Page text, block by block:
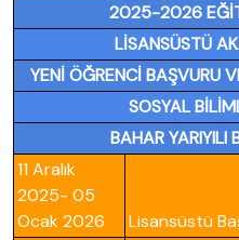
2025-2026
LİSANSÜSTÜ
YENİ ÖĞRENCİ BAŞVURU
SOSYAL
BAHAR YARIYILI
11 Aralık
2025- 05
Ocak 2026
Lisansüstü